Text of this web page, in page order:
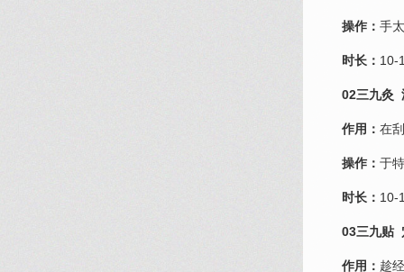
操作： 手
时长： 10-
02三九灸
作用： 在
操作： 于
时长： 10-
03三九贴
作用： 趁